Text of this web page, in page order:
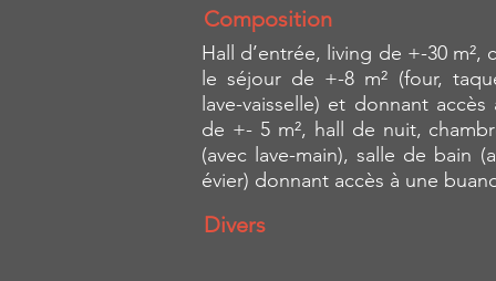
Composition
Hall d’entrée, living de +-30
le séjour de +-8 m² (four,
lave-vaisselle) et donnant
de +- 5 m², hall de nuit,
(avec lave-main), salle de bain
évier) donnant accès à une
Divers